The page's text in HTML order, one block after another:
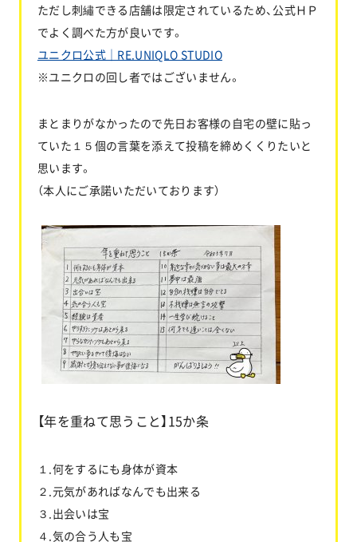
ただし刺繡できる店舗は限定されているため、公式ＨＰ
でよく調べた方が良いです。
ユニクロ公式｜RE.UNIQLO STUDIO
※ユニクロの回し者ではございません。
まとまりがなかったので先日お客様の自宅の壁に貼っ
ていた１５個の言葉を添えて投稿を締めくくりたいと
思います。
（本人にご承諾いただいております）
【年を重ねて思うこと】15か条
１.何をするにも身体が資本
２.元気があればなんでも出来る
３.出会いは宝
４.気の合う人も宝